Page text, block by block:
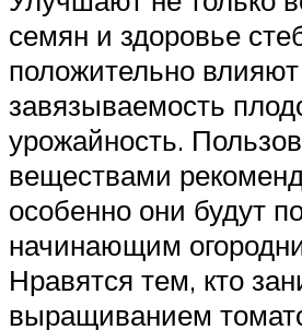
семян и здоровье
положительно
завязываемость
урожайность.
веществами
особенно они будут
начинающим
Нравятся тем, кто
выращиванием